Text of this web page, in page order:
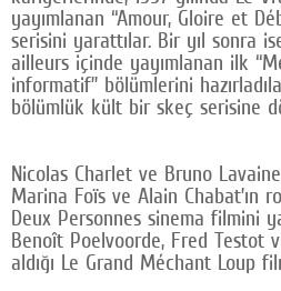
yayımlanan “Amour, Gloire et
serisini yarattılar. Bir yıl sonra
ailleurs içinde yayımlanan ilk
informatif” bölümlerini
bölümlük kült bir skeç serisine
Nicolas Charlet ve Bruno
Marina Foïs ve Alain Chabat’ın
Deux Personnes sinema filmini
Benoît Poelvoorde, Fred Testot
aldığı Le Grand Méchant Loup